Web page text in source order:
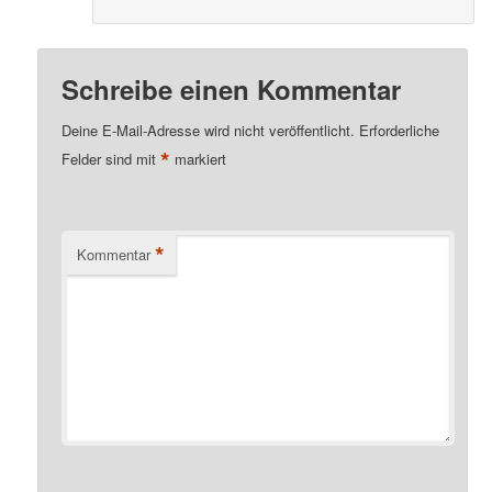
Schreibe einen Kommentar
Deine E-Mail-Adresse wird nicht veröffentlicht. Erforderliche
Felder sind mit* markiert
Kommentar *